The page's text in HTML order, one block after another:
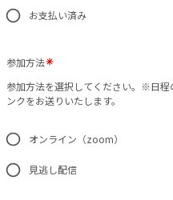
お支払い済み
参加方法
参加方法を選択してください。※日
ンクをお送りいたします。
オンライン（zoom）
見逃し配信